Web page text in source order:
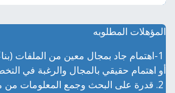
المؤهلات المطلوبه
1-اهتمام جاد بمجال معين من الملفات
أو اهتمام حقيقي بالمجال والرغبة في
2. قدرة على البحث وجمع المعلومات من